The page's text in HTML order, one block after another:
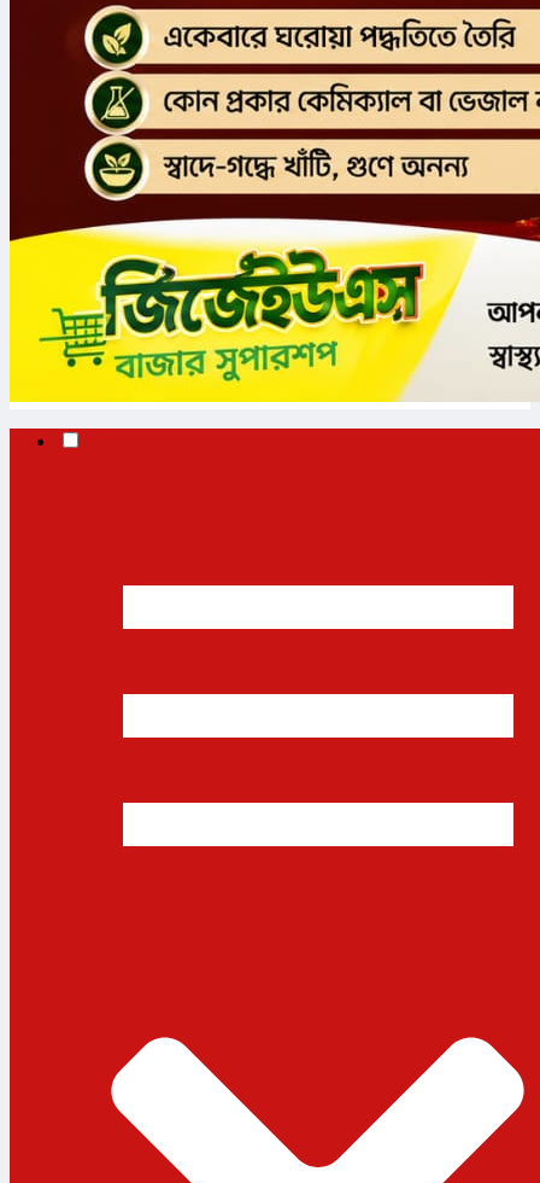
✕
আন্তর্জাতিক